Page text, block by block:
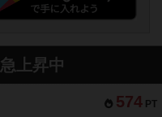
上昇中
574 PT